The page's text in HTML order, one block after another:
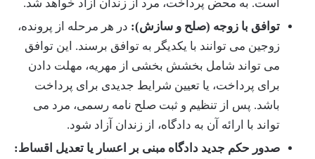
است. به محض پرداخت، مرد از زندان آزاد خواهد شد.
توافق با زوجه (صلح و سازش): در هر مرحله از پرونده،
زوجین می توانند با یکدیگر به توافق برسند. این توافق
می تواند شامل بخشش بخشی از مهریه، مهلت دادن
برای پرداخت، یا تعیین شرایط جدیدی برای پرداخت
باشد. پس از تنظیم و ثبت صلح نامه رسمی، مرد می
تواند با ارائه آن به دادگاه، از زندان آزاد شود.
صدور حکم جدید دادگاه مبنی بر اعسار یا تعدیل اقساط: